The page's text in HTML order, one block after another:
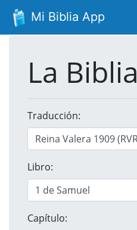
Mi Biblia App
La Biblia
Traducción:
Libro:
Capítulo: